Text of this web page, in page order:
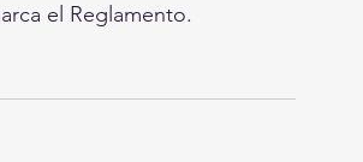
el Reglamento.